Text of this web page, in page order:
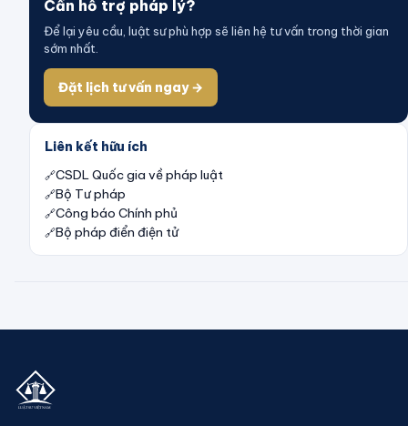
Cần hỗ trợ pháp lý?
Để lại yêu cầu, luật sư phù hợp sẽ liên hệ tư vấn trong thời gian
sớm nhất.
Đặt lịch tư vấn ngay →
Liên kết hữu ích
CSDL Quốc gia về pháp luật
Bộ Tư pháp
Công báo Chính phủ
Bộ pháp điển điện tử